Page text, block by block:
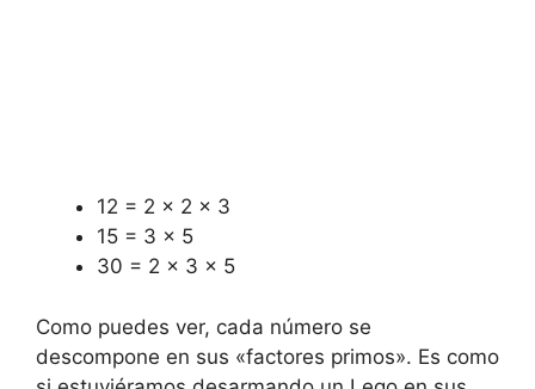
12 = 2 × 2 × 3
15 = 3 × 5
30 = 2 × 3 × 5
Como puedes ver, cada número se
descompone en sus «factores primos». Es como